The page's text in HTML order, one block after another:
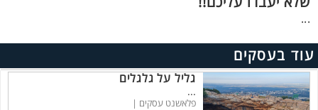
...
עוד בעסקים
גליל על גלגלים
...
פלאשנט עסקים |